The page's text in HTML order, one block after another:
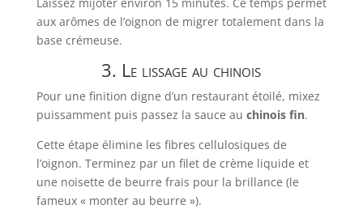
aux arômes de l’oignon de migrer totalement dans la
base crémeuse.
3. Le lissage au chinois
Pour une finition digne d’un restaurant étoilé, mixez
puissamment puis passez la sauce au chinois fin.
Cette étape élimine les fibres cellulosiques de
l’oignon. Terminez par un filet de crème liquide et
une noisette de beurre frais pour la brillance (le
fameux « monter au beurre »).